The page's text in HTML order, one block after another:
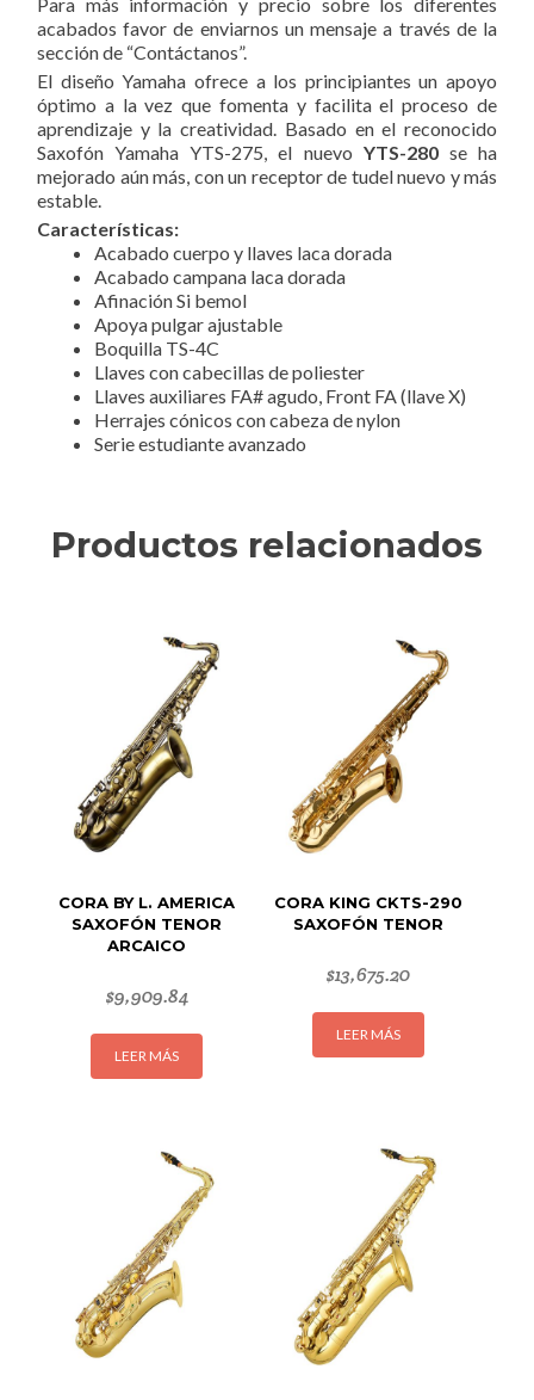
Para más información y precio sobre los diferentes
acabados favor de enviarnos un mensaje a través de la
sección de “Contáctanos”.
El diseño Yamaha ofrece a los principiantes un apoyo
óptimo a la vez que fomenta y facilita el proceso de
aprendizaje y la creatividad. Basado en el reconocido
Saxofón Yamaha YTS-275, el nuevo YTS-280se ha
mejorado aún más, con un receptor de tudel nuevo y más
estable.
Características:
Acabado cuerpo y llaves laca dorada
Acabado campana laca dorada
Afinación Si bemol
Apoya pulgar ajustable
Boquilla TS-4C
Llaves con cabecillas de poliester
Llaves auxiliares FA# agudo, Front FA (llave X)
Herrajes cónicos con cabeza de nylon
Serie estudiante avanzado
Productos relacionados
CORA BY L. AMERICA
SAXOFÓN TENOR
ARCAICO
$9,909.84
LEER MÁS
CORA KING CKTS-290
SAXOFÓN TENOR
$13,675.20
LEER MÁS